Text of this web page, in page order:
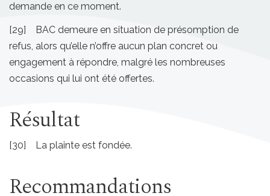
demande en ce moment.
[29] BAC demeure en situation de présomption de
refus, alors qu’elle n’offre aucun plan concret ou
engagement à répondre, malgré les nombreuses
occasions qui lui ont été offertes.
Résultat
[30] La plainte est fondée.
Recommandations